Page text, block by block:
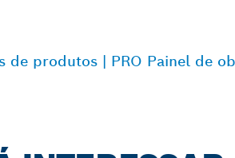
de produtos | PRO Painel de